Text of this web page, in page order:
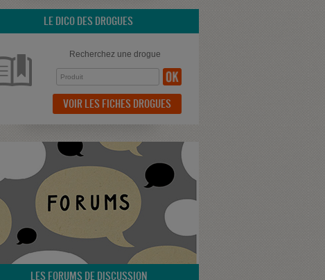
LE DICO DES DROGUES
Recherchez une drogue
VOIR LES FICHES DROGUES
LES FORUMS DE DISCUSSION